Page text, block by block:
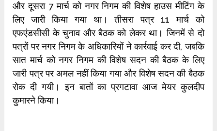
और दूसरा 7 मार्च को नगर निगम की विशेष हाउस मीटिंग के
लिए जारी किया गया था। तीसरा पत्र 11 मार्च को
एफएंडसीसी के चुनाव और बैठक को लेकर था। जिनमें से दो
पत्रों पर नगर निगम के अधिकारियों ने कार्रवाई कर दी, जबकि
सात मार्च को नगर निगम की विशेष सदन की बैठक के लिए
जारी पत्र पर अमल नहीं किया गया और विशेष सदन की बैठक
रोक दी गयी। इन बातों का प्रगटावा आज मेयर कुलदीप
कुमारने किया।